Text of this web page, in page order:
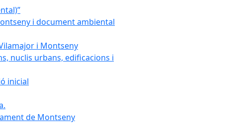
i document ambiental
i Montseny
nuclis urbans, edificacions i
inicial
de Montseny